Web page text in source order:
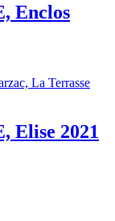
Enclos
Elise 2021